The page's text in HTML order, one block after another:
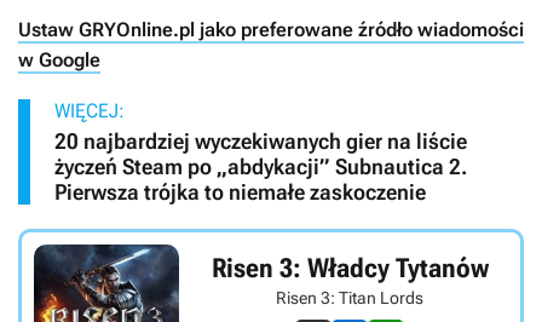
Ustaw GRYOnline.pl jako preferowane źródło wiadomości
w Google
WIĘCEJ:
20 najbardziej wyczekiwanych gier na liście
życzeń Steam po „abdykacji” Subnautica 2.
Pierwsza trójka to niemałe zaskoczenie
Risen 3: Władcy Tytanów
Risen 3: Titan Lords